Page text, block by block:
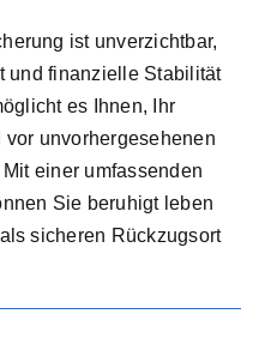
ist unverzichtbar,
und finanzielle Stabilität
es Ihnen, Ihr
unvorhergesehenen
einer umfassenden
Sie beruhigt leben
sicheren Rückzugsort